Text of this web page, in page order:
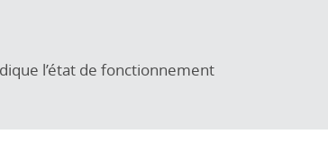
l’état de fonctionnement